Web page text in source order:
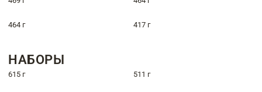
464 г 417 г
НАБОРЫ
615 г 511 г